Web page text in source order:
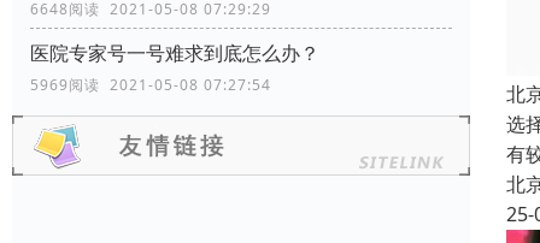
6648阅读 2021-05-08 07:29:29
医院专家号一号难求到底怎么办？
5969阅读 2021-05-08 07:27:54
北
选
有
北
25-